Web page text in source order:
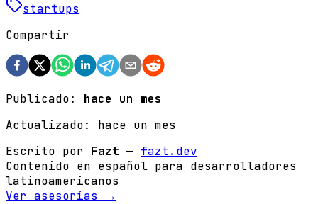
startups
Compartir
Publicado:
hace un mes
Actualizado: hace un mes
Escrito por Fazt — fazt.dev
Contenido en español para desarrolladores
latinoamericanos
Ver asesorías →